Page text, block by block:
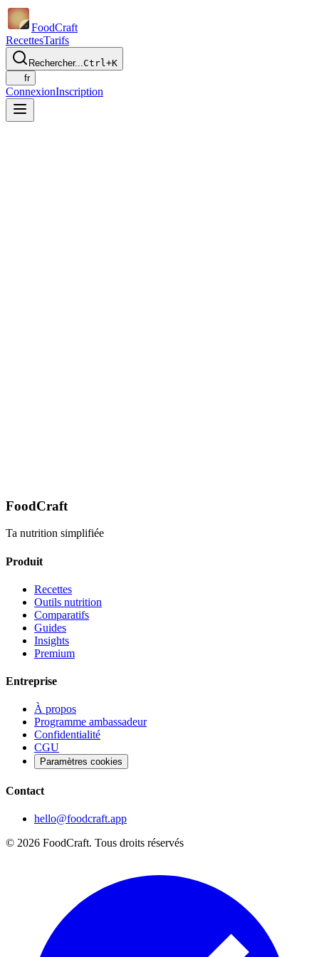
FoodCraft
RecettesTarifs
Rechercher...Ctrl+K
fr
ConnexionInscription
FoodCraft
Ta nutrition simplifiée
Produit
Recettes
Outils nutrition
Comparatifs
Guides
Insights
Premium
Entreprise
À propos
Programme ambassadeur
Confidentialité
CGU
Paramètres cookies
Contact
hello@foodcraft.app
© 2026 FoodCraft. Tous droits réservés